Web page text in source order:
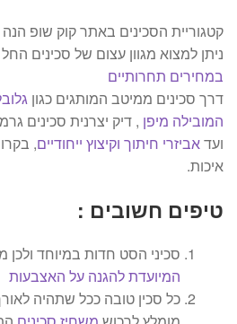
קטגוריית הסכינים באתר קוק שופ
ניתן למצוא מגוון עצום של סכינים
במחירים תחרותיים
דרך סכינים ממיטב המותגים כגון
המובילה מיפן , דיק יצרנית סכינים
ועדאביזרי חיתוך וקיצוץ ייחודיים,
איכות.
טיפים חשובים :
סכיני הסט חדות במיוחד
המיועדת להגנה על האצבעות
כל סכין טובה ככל שתהיה